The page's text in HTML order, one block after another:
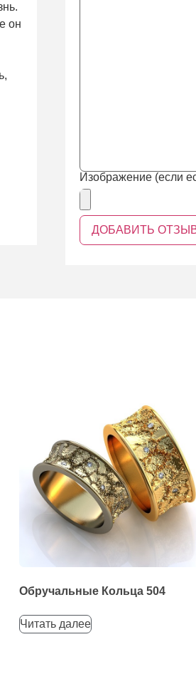
он
Изображение (если
Обручальные Кольца 504
Читать далее